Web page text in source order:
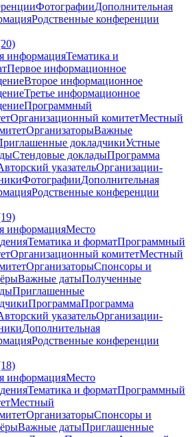
ФотографииДополнительная
Родственные конференции
информацияТематика и
Первое информационное
Второе информационное
Третье информационное
Программный
Организационный комитетМестный
ОрганизаторыВажные
докладчикиУстные
Стендовые докладыПрограмма
указательОрганизации-
ФотографииДополнительная
Родственные конференции
информацияМесто
Тематика и форматПрограммный
Организационный комитетМестный
ОрганизаторыСпонсоры и
Важные датыПолученные
Приглашенные
ПрограммаПрограмма
указательОрганизации-
Дополнительная
Родственные конференции
информацияМесто
Тематика и форматПрограммный
Местный
ОрганизаторыСпонсоры и
Важные датыПриглашенные